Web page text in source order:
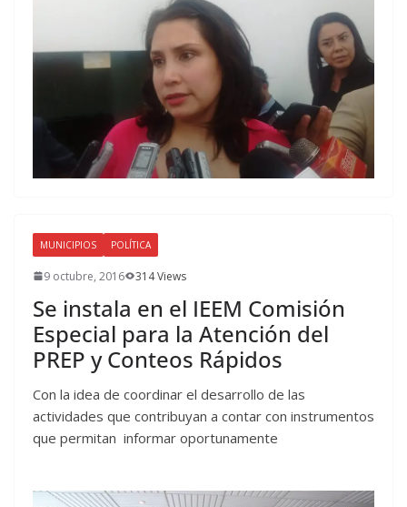
MUNICIPIOS POLÍTICA
9 octubre, 2016 314 Views
Se instala en el IEEM Comisión
Especial para la Atención del
PREP y Conteos Rápidos
Con la idea de coordinar el desarrollo de las
actividades que contribuyan a contar con instrumentos
que permitan informar oportunamente